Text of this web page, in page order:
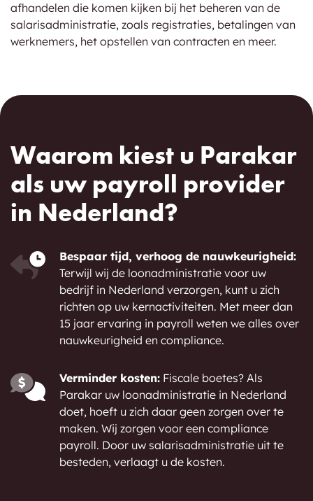
afhandelen die komen kijken bij het beheren van de
salarisadministratie, zoals registraties, betalingen van
werknemers, het opstellen van contracten en meer.
Waarom kiest u Parakar
als uw payroll provider
in Nederland?
Bespaar tijd, verhoog de nauwkeurigheid:
Terwijl wij de loonadministratie voor uw
bedrijf in Nederland verzorgen, kunt u zich
richten op uw kernactiviteiten. Met meer dan
15 jaar ervaring in payroll weten we alles over
nauwkeurigheid en compliance.
Verminder kosten: Fiscale boetes? Als
Parakar uw loonadministratie in Nederland
doet, hoeft u zich daar geen zorgen over te
maken. Wij zorgen voor een compliance
payroll. Door uw salarisadministratie uit te
besteden, verlaagt u de kosten.